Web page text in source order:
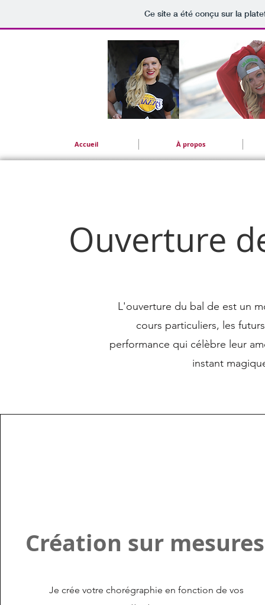
Ce site a été conçu sur la
Accueil À propos
Ouverture
L'ouverture du bal de est un
cours particuliers, les
performance qui célèbre leur
instant
Création sur mesures
Je crée votre chorégraphie en fonction de vos